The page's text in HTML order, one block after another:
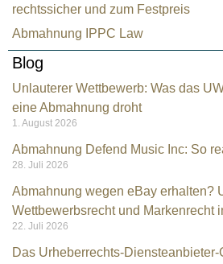
rechtssicher und zum Festpreis
Abmahnung IPPC Law
Blog
Unlauterer Wettbewerb: Was das
eine Abmahnung droht
1. August 2026
Abmahnung Defend Music Inc: So
28. Juli 2026
Abmahnung wegen eBay erhalten?
Wettbewerbsrecht und Markenrecht
22. Juli 2026
Das Urheberrechts-Diensteanbieter-